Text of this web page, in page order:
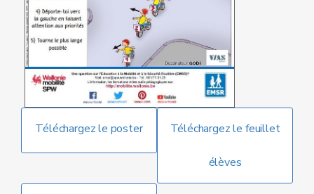
Téléchargez le poster Téléchargez le feuillet
élèves